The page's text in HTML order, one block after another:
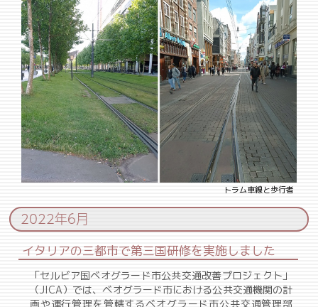
トラム車線と歩行者
2022年6月
イタリアの三都市で第三国研修を実施しました
「セルビア国ベオグラード市公共交通改善プロジェクト」
（JICA）では、ベオグラード市における公共交通機関の計
画や運行管理を管轄するベオグラード市公共交通管理部